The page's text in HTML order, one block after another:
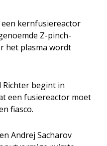
kernfusiereactor
Z-pinch-
het plasma wordt
Richter begint in
een fusiereactor moet
fiasco.
Andrej Sacharov